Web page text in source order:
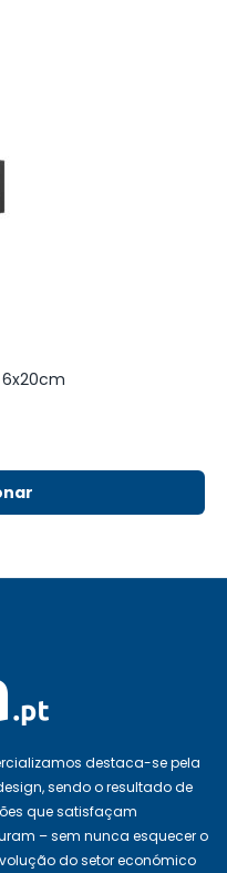
destaca-se pela
sendo o resultado de
que satisfaçam
– sem nunca esquecer o
do setor económico